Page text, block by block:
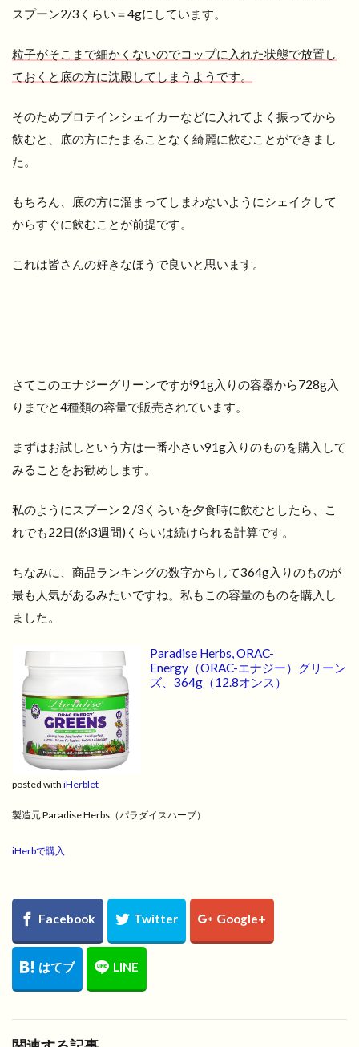
スプーン2/3くらい＝4gにしています。
粒子がそこまで細かくないのでコップに入れた状態で放置し
ておくと底の方に沈殿してしまうようです。
そのためプロテインシェイカーなどに入れてよく振ってから
飲むと、底の方にたまることなく綺麗に飲むことができまし
た。
もちろん、底の方に溜まってしまわないようにシェイクして
からすぐに飲むことが前提です。
これは皆さんの好きなほうで良いと思います。
さてこのエナジーグリーンですが91g入りの容器から728g入
りまでと4種類の容量で販売されています。
まずはお試しという方は一番小さい91g入りのものを購入して
みることをお勧めします。
私のようにスプーン２/3くらいを夕食時に飲むとしたら、こ
れでも22日(約3週間)くらいは続けられる計算です。
ちなみに、商品ランキングの数字からして364g入りのものが
最も人気があるみたいですね。私もこの容量のものを購入し
ました。
Paradise Herbs, ORAC-
Energy（ORAC-エナジー）グリーン
ズ、364g（12.8オンス）
posted with iHerblet
製造元 Paradise Herbs（パラダイスハーブ）
iHerbで購入